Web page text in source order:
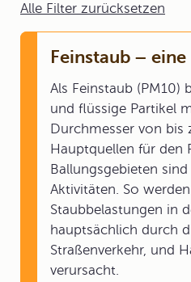
Alle Filter zurücksetzen
Feinstaub –
Als Feinstaub (PM10)
und flüssige Partikel
Durchmesser von bis
Hauptquellen für den
Ballungsgebieten
Aktivitäten. So
Staubbelastungen in
hauptsächlich durch
Straßenverkehr, und
verursacht.